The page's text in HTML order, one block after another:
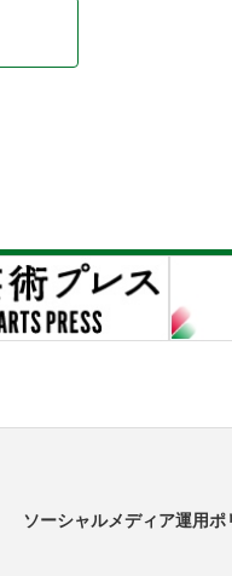
ソーシャルメディア運用ポ